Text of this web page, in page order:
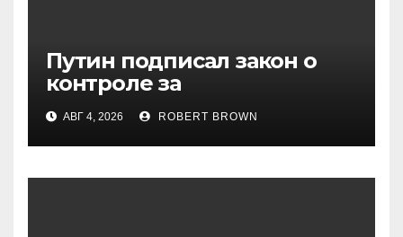
Путин подписал закон о
контроле за
криптовалютами в России
АВГ 4, 2026 ROBERT BROWN